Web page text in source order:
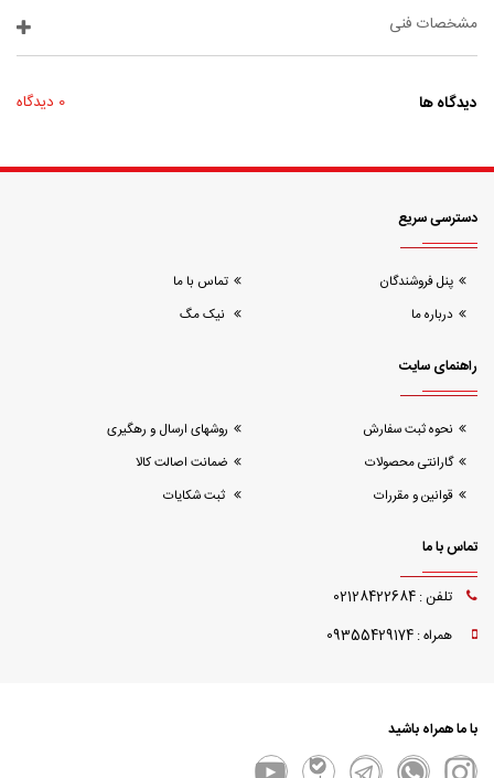
مشخصات فنی
دیدگاه ها 0 دیدگاه
دسترسی سریع
پنل فروشندگان
تماس با ما
درباره ما
نیک مگ
راهنمای سایت
نحوه ثبت سفارش
روشهای ارسال و رهگیری
گارانتی محصولات
ضمانت اصالت کالا
قوانین و مقررات
ثبت شکایات
تماس با ما
تلفن : 02128422684
همراه : 09355429174
با ما همراه باشید